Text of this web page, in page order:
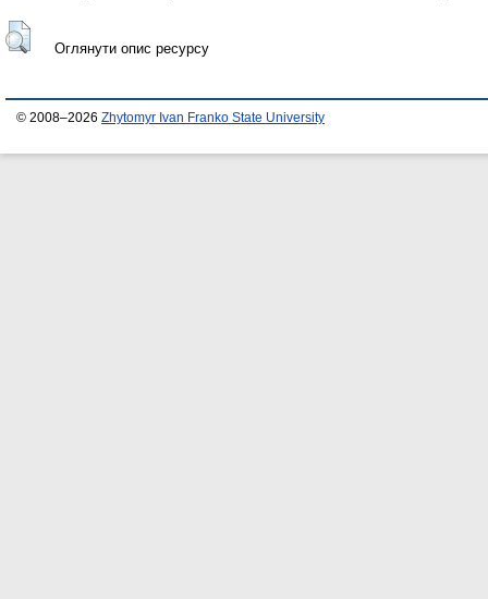
Оглянути опис ресурсу
© 2008–2026 Zhytomyr Ivan Franko State University